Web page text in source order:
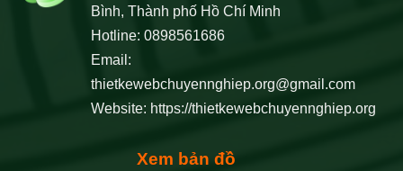
Bình, Thành phố Hồ Chí Minh
Hotline: 0898561686
Email:
thietkewebchuyennghiep.org@gmail.com
Website: https://thietkewebchuyennghiep.org
Xem bản đồ